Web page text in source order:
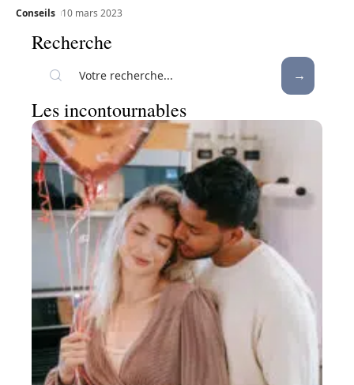
Conseils 10 mars 2023
Recherche
Les incontournables